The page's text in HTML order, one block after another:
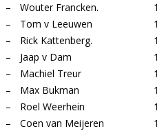
–
Wouter Francken. 1
–
Tom v Leeuwen 1
–
Rick Kattenberg. 1
–
Jaap v Dam 1
–
Machiel Treur 1
–
Max Bukman 1
–
Roel Weerhein 1
–
Coen van Meijeren 1